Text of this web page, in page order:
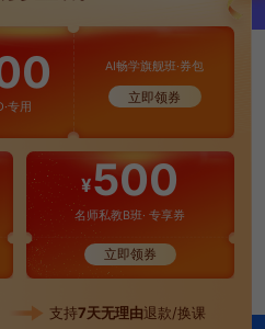
专用
AI畅学旗舰班·券包
立即领券
¥500
名师私教B班· 专享券
立即领券
支持7天无理由退款/换课